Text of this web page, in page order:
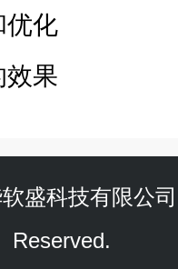
优化
效果
盛科技有限公
Reserved.